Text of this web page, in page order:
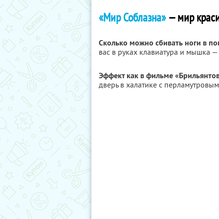
«Мир Соблазна»— мир
Сколько можно сбивать ноги в
вас в руках клавиатура и мышка
Эффект как в фильме
дверь в халатике с